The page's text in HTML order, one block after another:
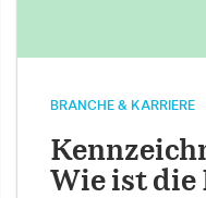
BRANCHE & KARRIERE
Wie ist